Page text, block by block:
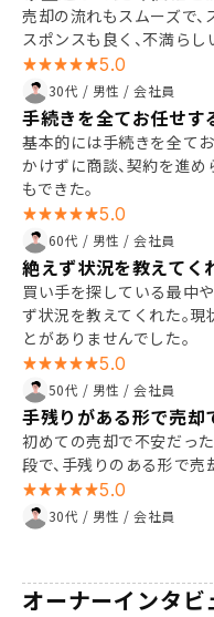
売却の流れもスムーズで
スポンスも良く、不満らし
5.0
30代 / 男性 / 会社員
手続きを全てお任せす
基本的には手続きを全て
かけずに商談、契約を進
もできた。
5.0
60代 / 男性 / 会社員
絶えず状況を教えてく
買い手を探している最中
ず状況を教えてくれた。
とがありませんでした。
5.0
50代 / 男性 / 会社員
手残りがある形で売却
初めての売却で不安だっ
段で、手残りのある形で売
5.0
30代 / 男性 / 会社員
オーナーインタビ